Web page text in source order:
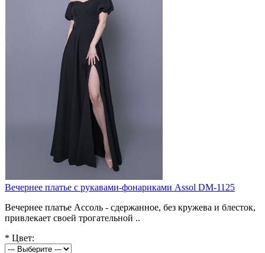
Вечернее платье с рукавами-фонариками Assol DM-1125
Вечернее платье Ассоль - сдержанное, без кружева и блесток,
привлекает своей трогательной ..
* Цвет: